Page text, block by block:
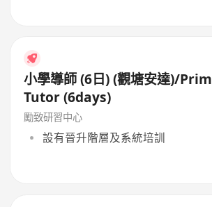
小學導師 (6日) (觀塘安達)/
Tutor (6days)
勵致研習中心
設有晉升階層及系統培訓